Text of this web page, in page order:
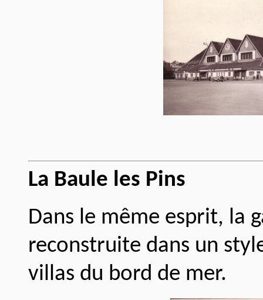
La Baule les Pins
Dans le même esprit, la
reconstruite dans un
villas du bord de mer.